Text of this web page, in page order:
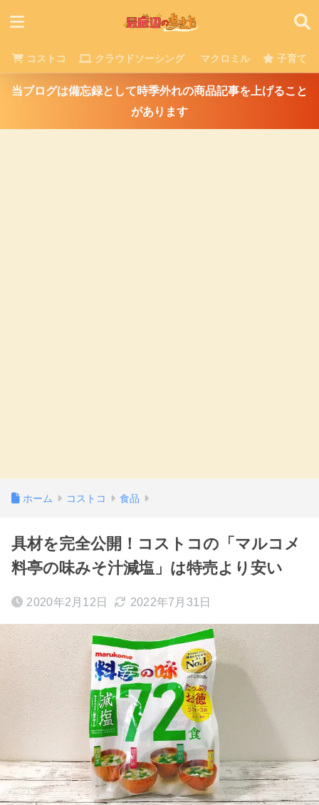
コストコ クラウドソーシング マクロミル 子育て
当ブログは備忘録として時季外れの商品記事を上げること
があります
ホーム コストコ 食品
具材を完全公開！コストコの「マルコメ
料亭の味みそ汁減塩」は特売より安い
2020年2月12日 2022年7月31日